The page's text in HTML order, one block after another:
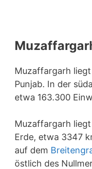
Muzaffargarh
Punjab. In der
etwa 163.300
Muzaffargarh
Erde, etwa 3347
auf dem
östlich des